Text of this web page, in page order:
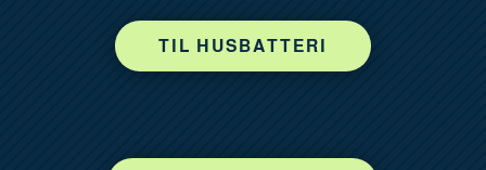
TIL HUSBATTERI